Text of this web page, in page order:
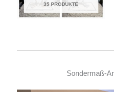
35 PRODUKTE
Sondermaß-